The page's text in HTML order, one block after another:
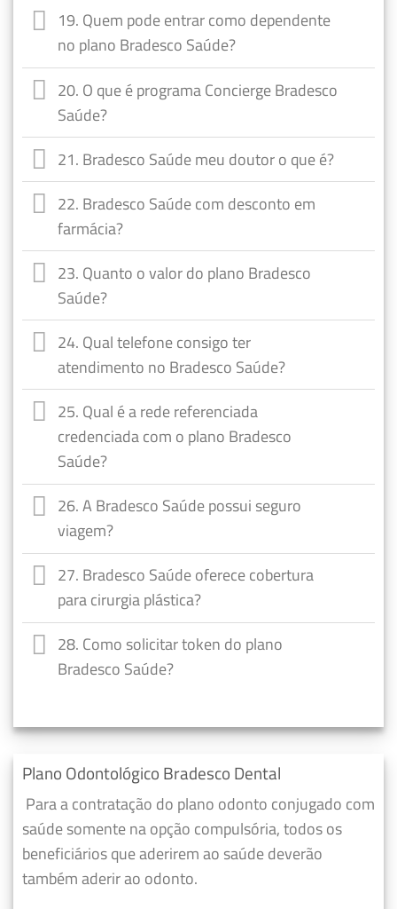
19. Quem pode entrar como dependente
no plano Bradesco Saúde?
20. O que é programa Concierge Bradesco
Saúde?
21. Bradesco Saúde meu doutor o que é?
22. Bradesco Saúde com desconto em
farmácia?
23. Quanto o valor do plano Bradesco
Saúde?
24. Qual telefone consigo ter
atendimento no Bradesco Saúde?
25. Qual é a rede referenciada
credenciada com o plano Bradesco
Saúde?
26. A Bradesco Saúde possui seguro
viagem?
27. Bradesco Saúde oferece cobertura
para cirurgia plástica?
28. Como solicitar token do plano
Bradesco Saúde?
Plano Odontológico Bradesco Dental
Para a contratação do plano odonto conjugado com
saúde somente na opção compulsória, todos os
beneficiários que aderirem ao saúde deverão
também aderir ao odonto.